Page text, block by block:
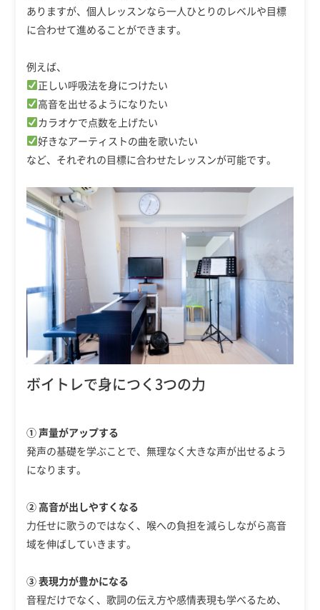
ありますが、個人レッスンなら一人ひとりのレベルや目標
に合わせて進めることができます。
例えば、
正しい呼吸法を身につけたい
高音を出せるようになりたい
カラオケで点数を上げたい
好きなアーティストの曲を歌いたい
など、それぞれの目標に合わせたレッスンが可能です。
ボイトレで身につく3つの力
① 声量がアップする
発声の基礎を学ぶことで、無理なく大きな声が出せるよう
になります。
② 高音が出しやすくなる
力任せに歌うのではなく、喉への負担を減らしながら高音
域を伸ばしていきます。
③ 表現力が豊かになる
音程だけでなく、歌詞の伝え方や感情表現も学べるため、